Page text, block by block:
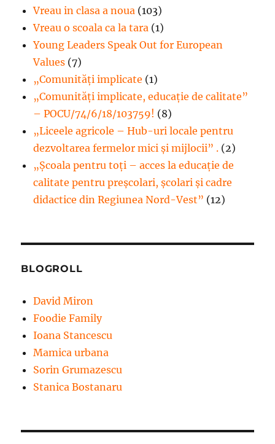
Vreau in clasa a noua (103)
Vreau o scoala ca la tara (1)
Young Leaders Speak Out for European
Values (7)
„Comunități implicate (1)
„Comunități implicate, educație de calitate”
– POCU/74/6/18/103759! (8)
„Liceele agricole – Hub-uri locale pentru
dezvoltarea fermelor mici şi mijlocii” . (2)
„Școala pentru toți – acces la educație de
calitate pentru preșcolari, școlari și cadre
didactice din Regiunea Nord-Vest” (12)
BLOGROLL
David Miron
Foodie Family
Ioana Stancescu
Mamica urbana
Sorin Grumazescu
Stanica Bostanaru